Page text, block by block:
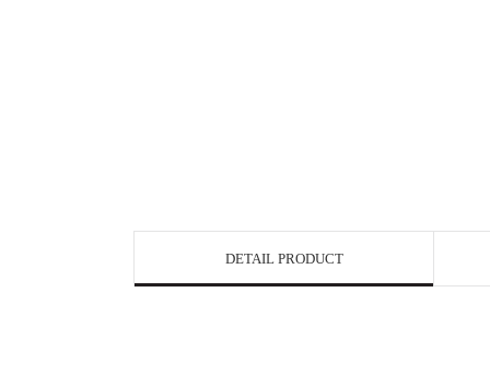
DETAIL PRODUCT